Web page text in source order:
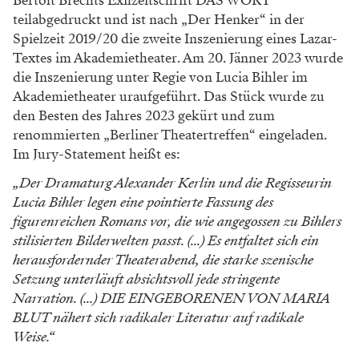
teilabgedruckt und ist nach „Der Henker“ in der
Spielzeit 2019/20 die zweite Inszenierung eines Lazar-
Textes im Akademietheater. Am 20. Jänner 2023 wurde
die Inszenierung unter Regie von Lucia Bihler im
Akademietheater uraufgeführt. Das Stück wurde zu
den Besten des Jahres 2023 gekürt und zum
renommierten „Berliner Theatertreffen“ eingeladen.
Im Jury-Statement heißt es:
„Der Dramaturg Alexander Kerlin und die Regisseurin
Lucia Bihler legen eine pointierte Fassung des
figurenreichen Romans vor, die wie angegossen zu Bihlers
stilisierten Bilderwelten passt. (...) Es entfaltet sich ein
herausfordernder Theaterabend, die starke szenische
Setzung unterläuft absichtsvoll jede stringente
Narration. (...) DIE EINGEBORENEN VON MARIA
BLUT nähert sich radikaler Literatur auf radikale
Weise.“